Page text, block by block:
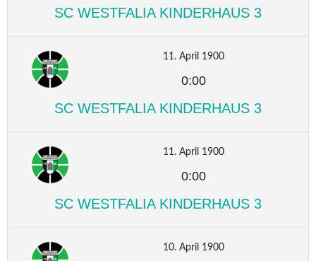
SC WESTFALIA KINDERHAUS 3
11. April 1900
0:00
SC WESTFALIA KINDERHAUS 3
11. April 1900
0:00
SC WESTFALIA KINDERHAUS 3
10. April 1900